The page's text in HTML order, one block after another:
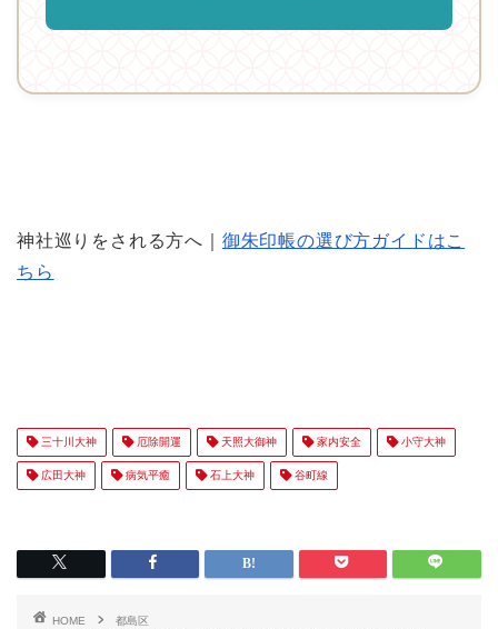
神社巡りをされる方へ｜ 御朱印帳の選び方ガイドはこ
ちら
三十川大神 厄除開運 天照大御神 家内安全 小守大神
広田大神 病気平癒 石上大神 谷町線
HOME
都島区